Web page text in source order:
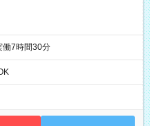
働7時間30分